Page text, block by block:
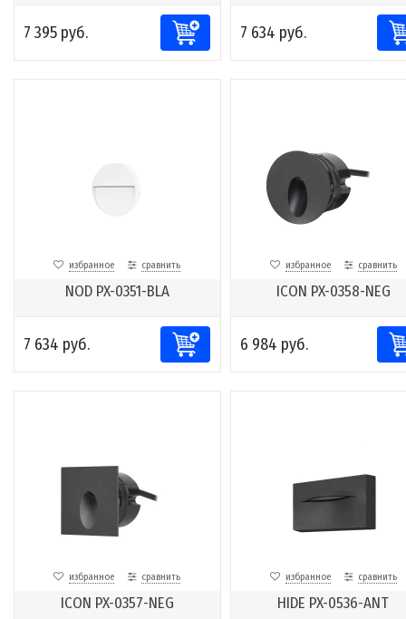
7 395 руб. 7 634 руб.
избранное сравнить
NOD PX-0351-BLA
7 634 руб.
избранное сравнить
ICON PX-0358-NEG
6 984 руб.
избранное сравнить
ICON PX-0357-NEG
избранное сравнить
HIDE PX-0536-ANT